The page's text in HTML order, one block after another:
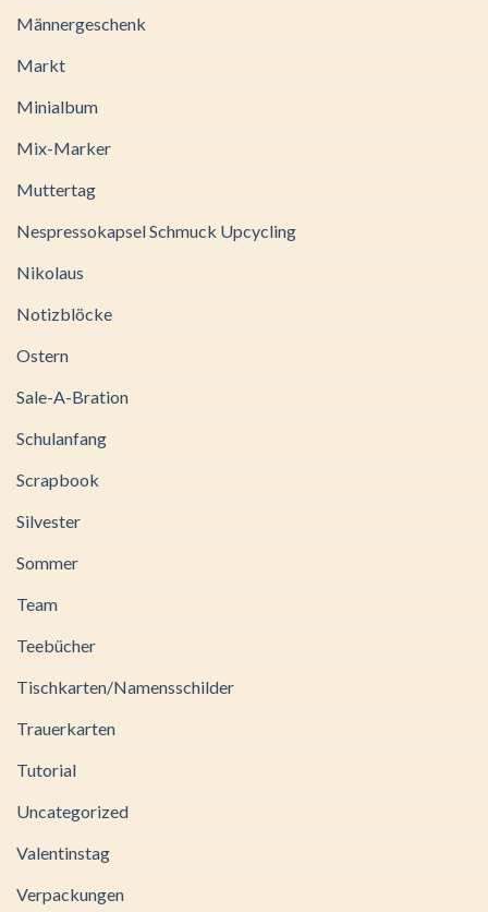
Männergeschenk
Markt
Minialbum
Mix-Marker
Muttertag
Nespressokapsel Schmuck Upcycling
Nikolaus
Notizblöcke
Ostern
Sale-A-Bration
Schulanfang
Scrapbook
Silvester
Sommer
Team
Teebücher
Tischkarten/Namensschilder
Trauerkarten
Tutorial
Uncategorized
Valentinstag
Verpackungen